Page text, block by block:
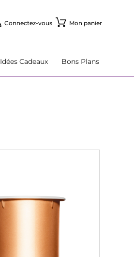
Connectez-vous Mon panier
Idées Cadeaux Bons Plans